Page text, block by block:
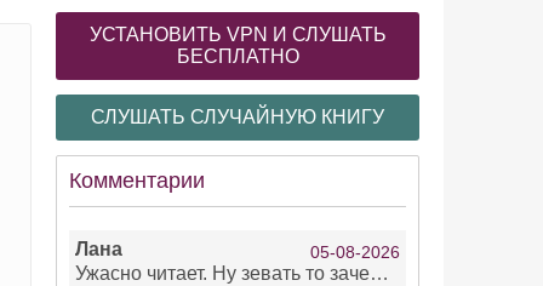
УСТАНОВИТЬ VPN И СЛУШАТЬ
БЕСПЛАТНО
СЛУШАТЬ СЛУЧАЙНУЮ КНИГУ
Комментарии
Лана 05-08-2026
Ужасно читает. Ну зевать то зачем. Уже не говорю, что ударения ставит, как хочет.